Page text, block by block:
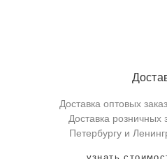
Доставка оптовых
Доставка розничных
Петербургу и